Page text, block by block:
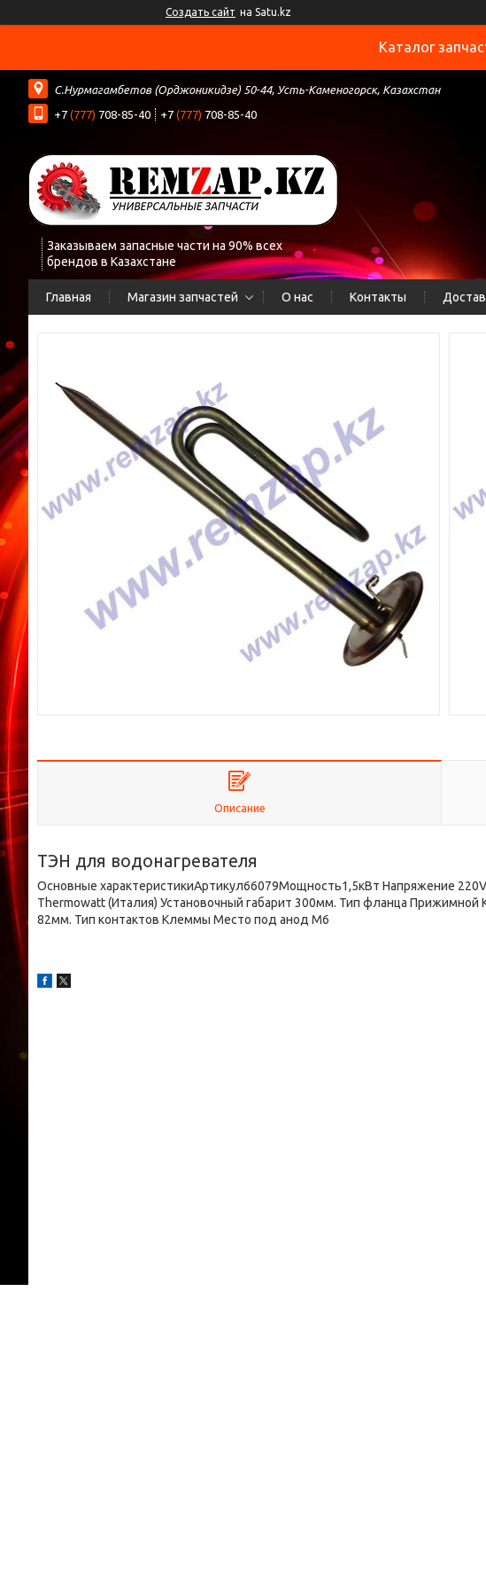
Создать сайт на Satu.kz
Каталог
С.Нурмагамбетов (Орджоникидзе) 50-44, Усть-Каменогорск, Казахстан
+7 (777) 708-85-40 +7 (777) 708-85-40
Заказываем запасные части на 90% всех
брендов в Казахстане
Главная Магазин запчастей О нас Контакты
Описание
ТЭН для водонагревателя
Основные характеристикиАртикул66079Мощность1,5кВт Напряжение
Thermowatt (Италия) Установочный габарит 300мм. Тип фланца
82мм. Тип контактов Клеммы Место под анод М6